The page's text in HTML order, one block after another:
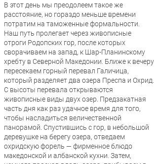
В этот день мы преодолеем такое же
расстояние, но гораздо меньше времени
потратим на таможенные формальности.
Наш путь пролегает через живописные
отроги Родопских гор, после которых
сворачиваем на запад, к Шар-Планинскому
хребту в Северной Македонии. Ближе к вечеру
пересекаем горный перевал Галичица,
который разделяет два озера Преспа и Охрид.
С высоты перевала открываются
живописные виды двух озер. Предзакатная
часть дня как раз удачное время для того,
чтобы насладиться величественной
панорамой. Спустившись с гор, в небольшой
деревушке на берегу озера, отведаем
охридскую форель — фирменное блюдо
македонской и албанской кухни. Затем,